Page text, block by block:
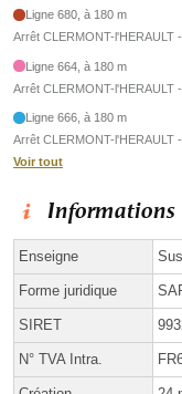
Ligne 680, à 180 m
Arrêt CLERMONT-l'HERAULT
Ligne 664, à 180 m
Arrêt CLERMONT-l'HERAULT
Ligne 666, à 180 m
Arrêt CLERMONT-l'HERAULT
Voir tout
Informations
Enseigne
Forme juridique
SIRET
N° TVA Intra.